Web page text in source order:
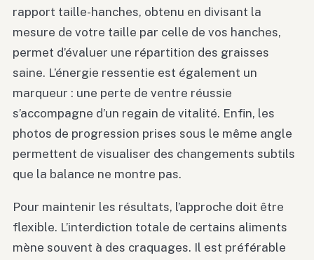
rapport taille-hanches, obtenu en divisant la
mesure de votre taille par celle de vos hanches,
permet d’évaluer une répartition des graisses
saine. L’énergie ressentie est également un
marqueur : une perte de ventre réussie
s’accompagne d’un regain de vitalité. Enfin, les
photos de progression prises sous le même angle
permettent de visualiser des changements subtils
que la balance ne montre pas.
Pour maintenir les résultats, l’approche doit être
flexible. L’interdiction totale de certains aliments
mène souvent à des craquages. Il est préférable